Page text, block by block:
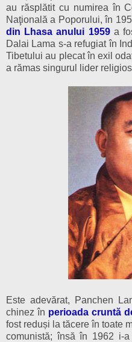
au răsplătit cu numirea în
Naţională a Poporului, în
din Lhasa anului 1959a
Dalai Lama s-a refugiat în
Tibetului au plecat în exil
a rămas singurul lider
Este adevărat, Panchen
chinez în perioada cruntă
fost reduși la tăcere în toate
comunistă; însă în 1962 i-